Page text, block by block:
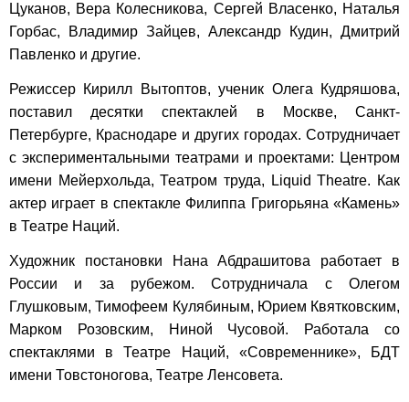
Цуканов, Вера Колесникова, Сергей Власенко, Наталья
Горбас, Владимир Зайцев, Александр Кудин, Дмитрий
Павленко и другие.
Режиссер Кирилл Вытоптов, ученик Олега Кудряшова,
поставил десятки спектаклей в Москве, Санкт-
Петербурге, Краснодаре и других городах. Сотрудничает
с экспериментальными театрами и проектами: Центром
имени Мейерхольда, Театром труда, Liquid Theatre. Как
актер играет в спектакле Филиппа Григорьяна «Камень»
в Театре Наций.
Художник постановки Нана Абдрашитова работает в
России и за рубежом. Сотрудничала с Олегом
Глушковым, Тимофеем Кулябиным, Юрием Квятковским,
Марком Розовским, Ниной Чусовой. Работала со
спектаклями в Театре Наций, «Современнике», БДТ
имени Товстоногова, Театре Ленсовета.